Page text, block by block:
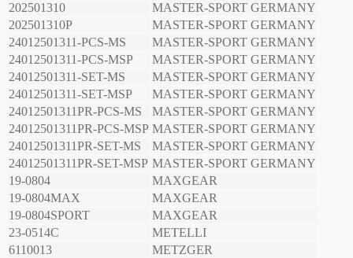
202501310
MASTER-SPORT GERMANY
202501310P
MASTER-SPORT GERMANY
24012501311-PCS-MS
MASTER-SPORT GERMANY
24012501311-PCS-MSP
MASTER-SPORT GERMANY
24012501311-SET-MS
MASTER-SPORT GERMANY
24012501311-SET-MSP
MASTER-SPORT GERMANY
24012501311PR-PCS-MS
MASTER-SPORT GERMANY
24012501311PR-PCS-MSP MASTER-SPORT GERMANY
24012501311PR-SET-MS
MASTER-SPORT GERMANY
24012501311PR-SET-MSP MASTER-SPORT GERMANY
19-0804
MAXGEAR
19-0804MAX
MAXGEAR
19-0804SPORT
MAXGEAR
23-0514C
METELLI
6110013
METZGER